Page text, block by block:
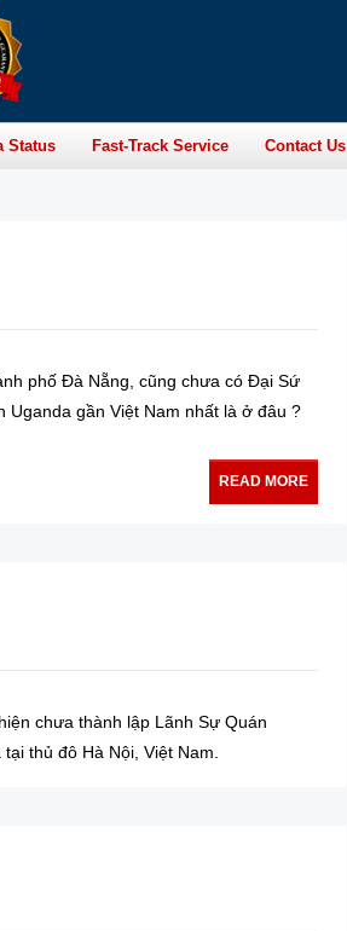
Status Fast-Track Service Contact Us
phố Đà Nẵng, cũng chưa có Đại Sứ
Uganda gần Việt Nam nhất là ở đâu ?
READ MORE
chưa thành lập Lãnh Sự Quán
thủ đô Hà Nội, Việt Nam.